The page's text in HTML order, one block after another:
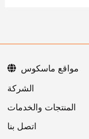
اتصل بنا
مواقع ماسكوس